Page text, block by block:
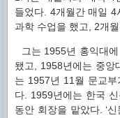
들었다. 4개월간 매일 4
과학 수업을 했고, 2개
그는 1955년 홍익대
됐고, 1958년에는 중앙
는 1957년 11월 문교
다. 1959년에는 한국
동안 회장을 맡았다. ‘